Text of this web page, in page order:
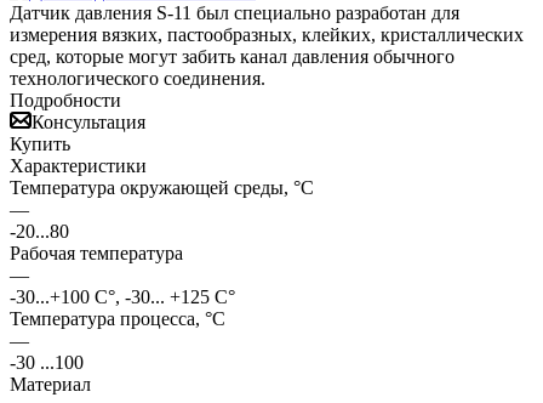
Датчик давления S-11 был специально разработан для
измерения вязких, пастообразных, клейких, кристаллических
сред, которые могут забить канал давления обычного
технологического соединения.
Подробности
Консультация
Купить
Характеристики
Температура окружающей среды, °С
—
-20...80
Рабочая температура
—
-30...+100 C°, -30... +125 C°
Температура процесса, °С
—
-30 ...100
Материал